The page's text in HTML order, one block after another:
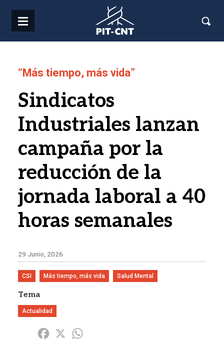
“Más tiempo, más vida”
Sindicatos
Industriales lanzan
campaña por la
reducción de la
jornada laboral a 40
horas semanales
29 Junio, 2026
CSI Más tiempo, más vida Salud Mental
Tema
Actualidad
Share Facebook
X